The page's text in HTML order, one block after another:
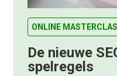
ONLINE
De nieuwe
spelregels